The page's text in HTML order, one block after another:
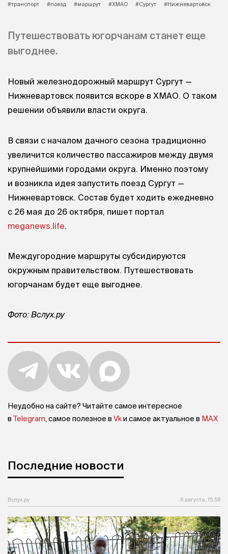
#транспорт #поезд #маршрут #ХМАО #Сургут #Нижневартовск
Путешествовать югорчанам станет еще
выгоднее.
Новый железнодорожный маршрут Сургут —
Нижневартовск появится вскоре в ХМАО. О таком
решении объявили власти округа.
В связи с началом дачного сезона традиционно
увеличится количество пассажиров между двумя
крупнейшими городами округа. Именно поэтому
и возникла идея запустить поезд Сургут —
Нижневартовск. Состав будет ходить ежедневно
с 26 мая до 26 октября, пишет портал
meganews.life
Междугородние маршруты субсидируются
окружным правительством. Путешествовать
югорчанам будет еще выгоднее.
Фото: Вслух.ру
Неудобно на сайте? Читайте самое интересное
в Telegram, самое полезное в Vkи самое актуальное в MAX
Последние новости
Вслух.ру 6 августа, 15:58